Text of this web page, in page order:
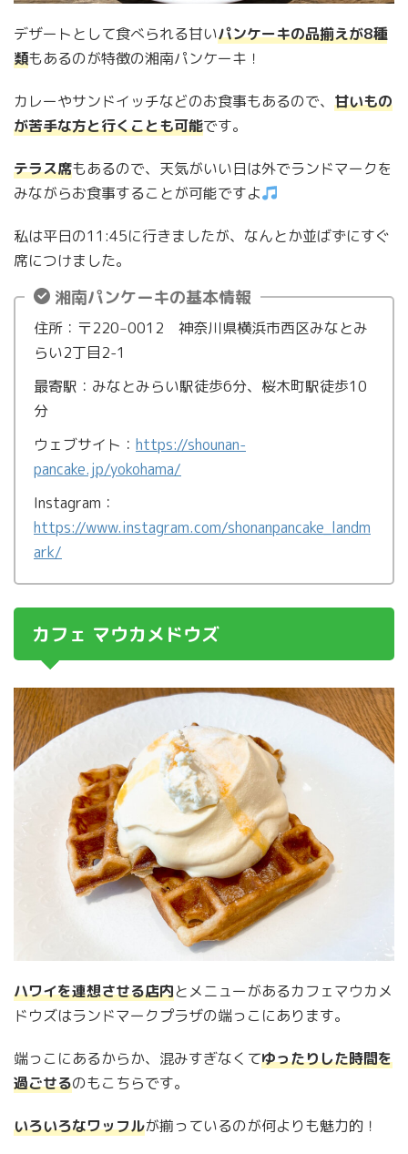
デザートとして食べられる甘いパンケーキの品揃えが8種
類もあるのが特徴の湘南パンケーキ！
カレーやサンドイッチなどのお食事もあるので、 甘いもの
が苦手な方と行くことも可能です。
テラス席もあるので、天気がいい日は外でランドマークを
みながらお食事することが可能ですよ
私は平日の11:45に行きましたが、なんとか並ばずにすぐ
席につけました。
湘南パンケーキの基本情報
住所：〒220‒0012 神奈川県横浜市西区みなとみ
らい2丁目2-1
最寄駅：みなとみらい駅徒歩6分、桜木町駅徒歩10
分
ウェブサイト： https://shounan-
pancake.jp/yokohama/
Instagram：
https://www.instagram.com/shonanpancake_landm
ark/
カフェ マウカメドウズ
ハワイを連想させる店内とメニューがあるカフェマウカメ
ドウズはランドマークプラザの端っこにあります。
端っこにあるからか、混みすぎなくてゆったりした時間を
過ごせるのもこちらです。
いろいろなワッフルが揃っているのが何よりも魅力的！